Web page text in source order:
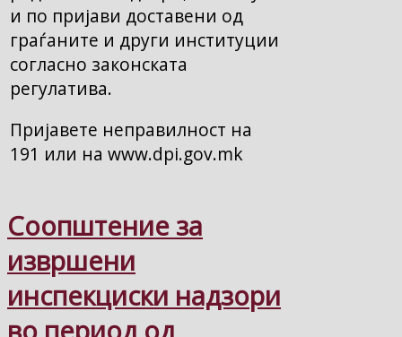
и по пријави доставени од
граѓаните и други институции
согласно законската
регулатива.
Пријавете неправилност на
191 или на www.dpi.gov.mk
Соопштение за
извршени
инспекциски надзори